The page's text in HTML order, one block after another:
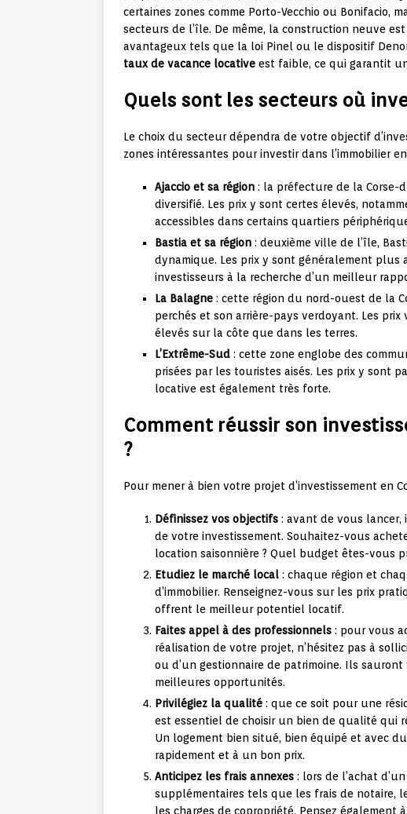
certaines zones comme Porto-Vecchio ou Bonifacio,
secteurs de l’île. De même, la construction neuve
avantageux tels que la loi Pinel ou le dispositif
taux de vacance locative est faible, ce qui garantit
Quels sont les secteurs où
Le choix du secteur dépendra de votre objectif
zones intéressantes pour investir dans l’immobilier en
Ajaccio et sa région : la préfecture de la Corse-
diversifié. Les prix y sont certes élevés,
accessibles dans certains quartiers
Bastia et sa région : deuxième ville de l’île,
dynamique. Les prix y sont généralement plus
investisseurs à la recherche d’un meilleur
La Balagne : cette région du nord-ouest de la
perchés et son arrière-pays verdoyant. Les
élevés sur la côte que dans les terres.
L’Extrême-Sud : cette zone englobe des
prisées par les touristes aisés. Les prix y sont
locative est également très forte.
Comment réussir son
?
Pour mener à bien votre projet d’investissement en
Définissez vos objectifs : avant de vous
de votre investissement. Souhaitez-vous
location saisonnière ? Quel budget êtes-vous
Etudiez le marché local : chaque région et
d’immobilier. Renseignez-vous sur les prix
offrent le meilleur potentiel locatif.
Faites appel à des professionnels : pour vous
réalisation de votre projet, n’hésitez pas à
ou d’un gestionnaire de patrimoine. Ils
meilleures opportunités.
Privilégiez la qualité : que ce soit pour une
est essentiel de choisir un bien de qualité qui
Un logement bien situé, bien équipé et avec
rapidement et à un bon prix.
Anticipez les frais annexes : lors de l’achat
supplémentaires tels que les frais de notaire,
les charges de copropriété. Pensez également